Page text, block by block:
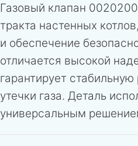
Газовый клапан
тракта настенных
и обеспечение
отличается высокой
гарантирует
утечки газа. Деталь
универсальным